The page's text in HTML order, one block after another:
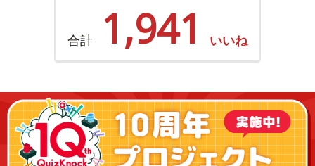
合計 1,941 いいね